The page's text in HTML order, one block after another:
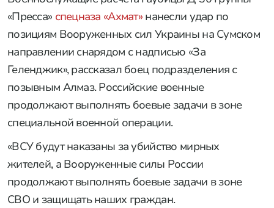
«Пресса» спецназа «Ахмат» нанесли удар по
позициям Вооруженных сил Украины на Сумском
направлении снарядом с надписью «За
Геленджик», рассказал боец подразделения с
позывным Алмаз. Российские военные
продолжают выполнять боевые задачи в зоне
специальной военной операции.
«ВСУ будут наказаны за убийство мирных
жителей, а Вооруженные силы России
продолжают выполнять боевые задачи в зоне
СВО и защищать наших граждан.